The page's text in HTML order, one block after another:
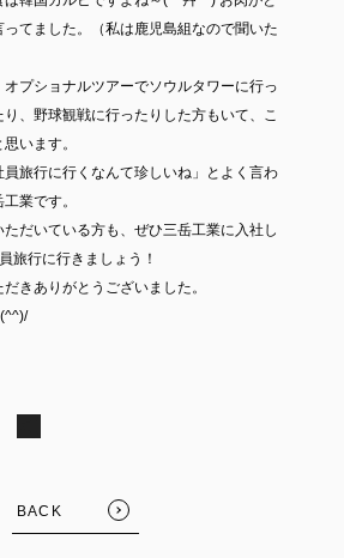
てました。（私は鹿児島組なので聞いた
プショナルツアーでソウルタワーに行っ
、野球観戦に行ったりした方もいて、こ
います。
旅行に行くなんて珍しいね」とよく言わ
業です。
ただいている方も、ぜひ三岳工業に入社し
旅行に行きましょう！
きありがとうございました。
BACK